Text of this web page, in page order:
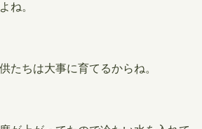
ね。
たちは大事に育てるからね。